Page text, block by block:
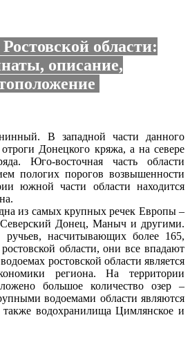
области:
описание,
В западной части данного
Донецкого кряжа, а на севере
Юго-восточная часть области
пологих порогов возвышенности
южной части области находится
из самых крупных речек Европы –
Донец, Маныч и другими.
ручьев, насчитывающих более 165,
области, они все впадают
ростовской области является
региона. На территории
большое количество озер –
водоемами области являются
водохранилища Цимлянское и